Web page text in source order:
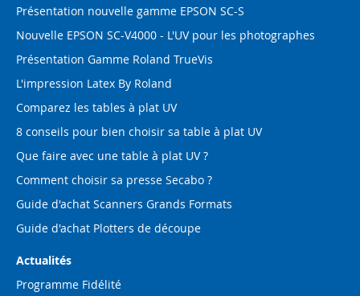
Présentation nouvelle gamme EPSON SC-S
Nouvelle EPSON SC-V4000 - L'UV pour les photographes
Présentation Gamme Roland TrueVis
L'impression Latex By Roland
Comparez les tables à plat UV
8 conseils pour bien choisir sa table à plat UV
Que faire avec une table à plat UV ?
Comment choisir sa presse Secabo ?
Guide d'achat Scanners Grands Formats
Guide d'achat Plotters de découpe
Actualités
Programme Fidélité